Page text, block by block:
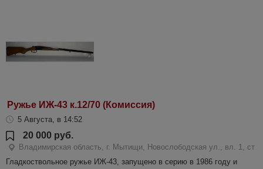
Ружье ИЖ-43 к.12/70 (Комиссия)
5 Августа, в 14:52
20 000 руб.
Владимирская область, г. Мытищи, Новослободская ул., вл. 1, ст
Гладкоствольное ружье ИЖ-43, запущено в серию в 1986 году и